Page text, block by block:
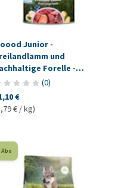
Junior -
und
Forelle -
(0)
€
€ / kg)
Abo